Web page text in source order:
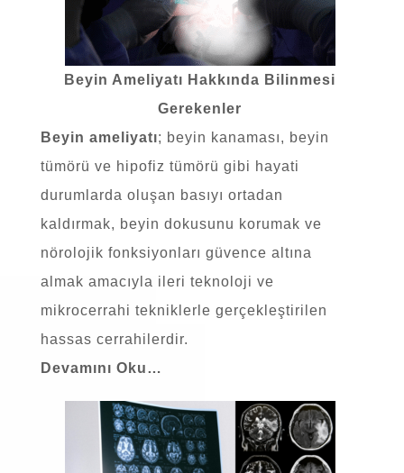
Beyin Ameliyatı Hakkında Bilinmesi
Gerekenler
Beyin ameliyatı; beyin kanaması, beyin
tümörü ve hipofiz tümörü gibi hayati
durumlarda oluşan basıyı ortadan
kaldırmak, beyin dokusunu korumak ve
nörolojik fonksiyonları güvence altına
almak amacıyla ileri teknoloji ve
mikrocerrahi tekniklerle gerçekleştirilen
hassas cerrahilerdir.
Devamını Oku…